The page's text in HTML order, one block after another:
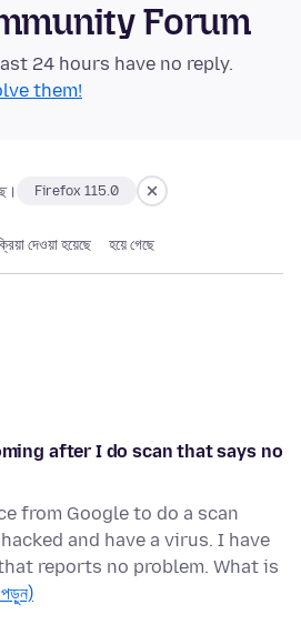
Forum
24 hours have no reply.
them!
Firefox 115.0
দেওয়া হয়েছে হয়ে গেছে
after I do scan that says no
from Google to do a scan
and have a virus. I have
reports no problem. What is